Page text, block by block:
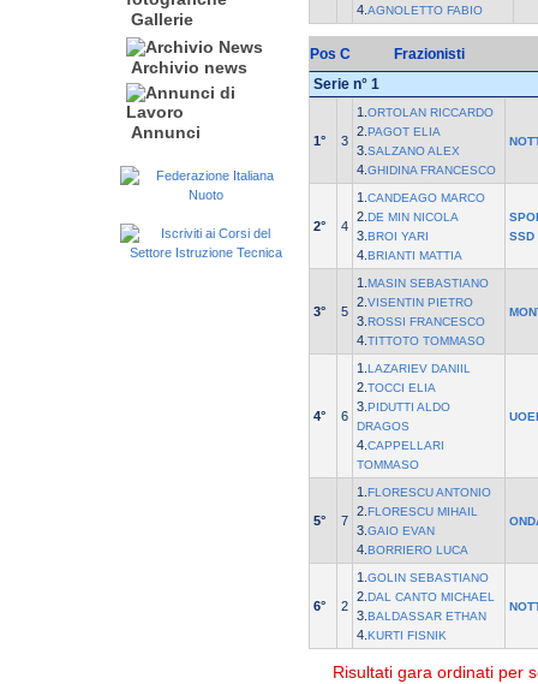
Gallerie
Archivio news
Annunci
4. AGNOLETTO FABIO
Pos C
Frazionisti
Serie n° 1
1° 3
1. ORTOLAN RICCARDO
2. PAGOT ELIA
3. SALZANO ALEX
4. GHIDINA FRANCESCO
2° 4
1. CANDEAGO MARCO
2. DE MIN NICOLA
3. BROI YARI
4. BRIANTI MATTIA
SSD
3° 5
1. MASIN SEBASTIANO
2. VISENTIN PIETRO
3. ROSSI FRANCESCO
4. TITTOTO TOMMASO
4° 6
1. LAZARIEV DANIIL
2. TOCCI ELIA
3. PIDUTTI ALDO
DRAGOS
4. CAPPELLARI
TOMMASO
5° 7
1. FLORESCU ANTONIO
2. FLORESCU MIHAIL
3. GAIO EVAN
4. BORRIERO LUCA
6° 2
1. GOLIN SEBASTIANO
2. DAL CANTO MICHAEL
3. BALDASSAR ETHAN
4. KURTI FISNIK
Risultati gara ordinati per